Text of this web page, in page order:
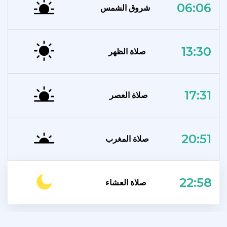
شروق الشمس 06:06
صلاة الظهر 13:30
صلاة العصر 17:31
صلاة المغرب 20:51
صلاة العشاء 22:58